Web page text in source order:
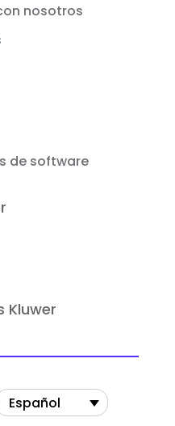
nosotros
de software
Kluwer
Español